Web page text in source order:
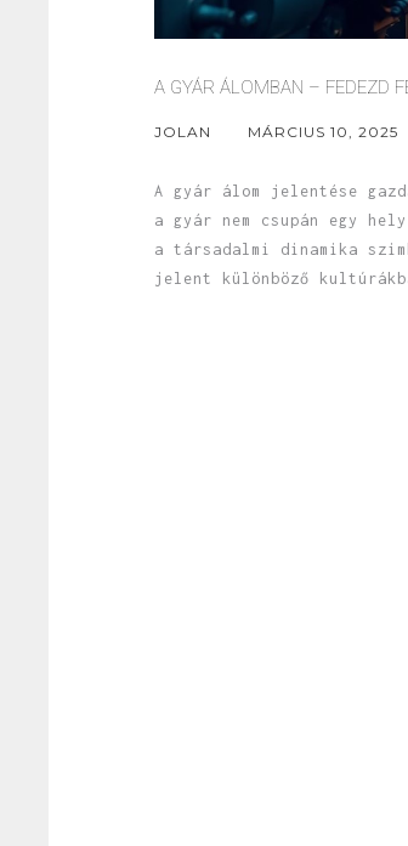
A GYÁR ÁLOMBAN – FEDEZD
JOLAN MÁRCIUS 10, 2025
A gyár álom jelentése
a gyár nem csupán egy
a társadalmi dinamika
jelent különböző